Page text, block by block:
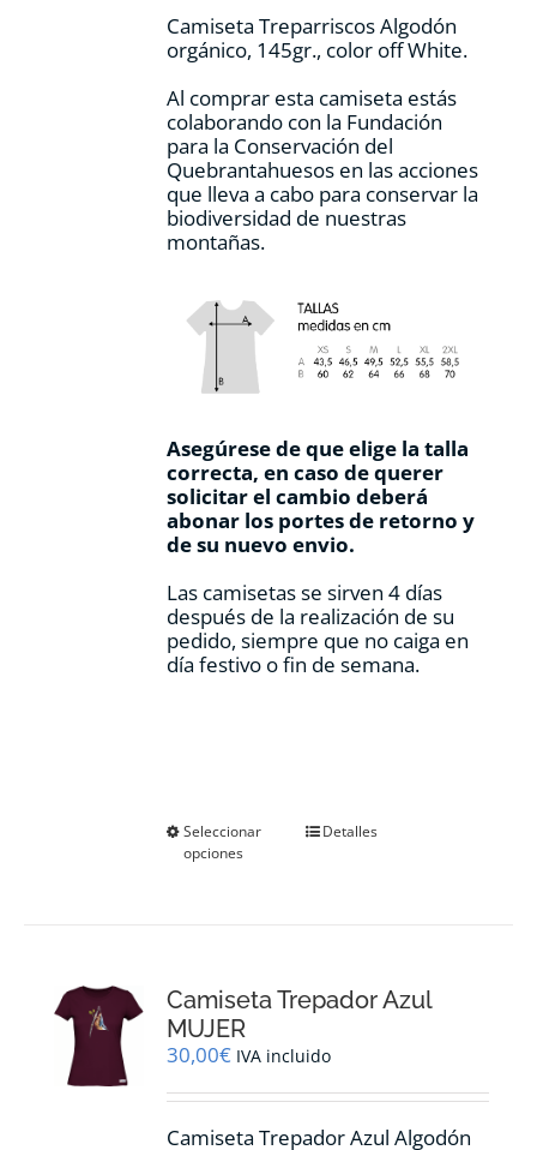
de
producto
Camiseta Treparriscos Algodón
orgánico, 145gr., color off White.
Al comprar esta camiseta estás
colaborando con la Fundación
para la Conservación del
Quebrantahuesos en las acciones
que lleva a cabo para conservar la
biodiversidad de nuestras
montañas.
Asegúrese de que elige la talla
correcta, en caso de querer
solicitar el cambio deberá
abonar los portes de retorno y
de su nuevo envio.
Las camisetas se sirven 4 días
después de la realización de su
pedido, siempre que no caiga en
día festivo o fin de semana.
Seleccionar
opciones
Este
se
elegir
la
de
Detalles
Camiseta Trepador Azul
MUJER
30,00€ IVA incluido
Camiseta Trepador Azul Algodón